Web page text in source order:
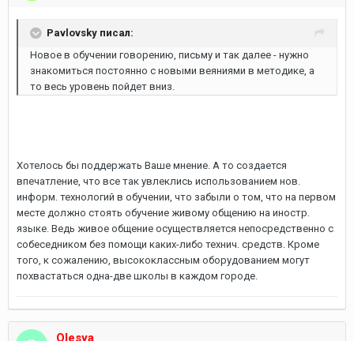
Pavlovsky писал:
Новое в обучении говорению, письму и так далее - нужно
знакомиться постоянно с новыми веяниями в методике, а
то весь уровень пойдет вниз.
Хотелось бы поддержать Ваше мнение. А то создается
впечатление, что все так увлеклись использованием нов.
информ. технологий в обучении, что забыли о том, что на первом
месте должно стоять обучение живому общению на иностр.
языке. Ведь живое общение осуществляется непосредственно с
собеседником без помощи каких-либо технич. средств. Кроме
того, к сожалению, высококлассным оборудованием могут
похвастаться одна-две школы в каждом городе.
Olesya